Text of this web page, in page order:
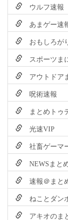
ウルフ速報
あまゲー速
おもしろが
スポーツま
アウトドア
呪術速報
まとめトゥ
光速VIP
社畜ゲーマ
NEWSまと
速報＠まと
ねことダン
アキオのま